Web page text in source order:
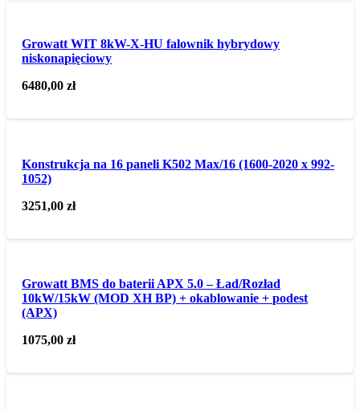
Growatt WIT 8kW-X-HU falownik hybrydowy
niskonapięciowy
6480,00zł
Konstrukcja na 16 paneli K502 Max/16 (1600-2020 x 992-
1052)
3251,00zł
Growatt BMS do baterii APX 5.0 – Ład/Rozład
10kW/15kW (MOD XH BP) + okablowanie + podest
(APX)
1075,00zł